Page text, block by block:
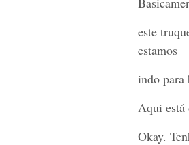
este
estamos
indo para
Aqui está
Okay.